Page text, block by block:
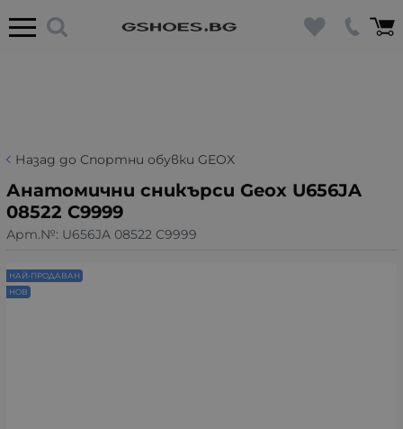
Назад до Спортни обувки GEOX
Анатомични сникърси Geox U656JA
08522 C9999
Арт.№: U656JA 08522 C9999
НАЙ-ПРОДАВАН
НОВ